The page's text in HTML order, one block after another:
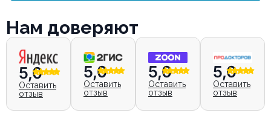
Нам доверяют
5,0
Оставить
отзыв
5,0
Оставить
отзыв
5,0
Оставить
отзыв
5,0
Оставить
отзыв